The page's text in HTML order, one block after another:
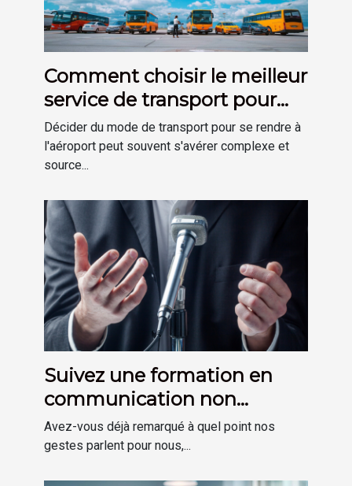
Comment choisir le meilleur
service de transport pour
l'aéroport
Décider du mode de transport pour se rendre à
l'aéroport peut souvent s'avérer complexe et
source...
Suivez une formation en
communication non
verbale à Bayonne avec
l’EFALC !
Avez-vous déjà remarqué à quel point nos
gestes parlent pour nous,...